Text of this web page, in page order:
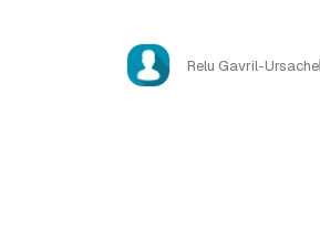
Relu Gavril-Ursache